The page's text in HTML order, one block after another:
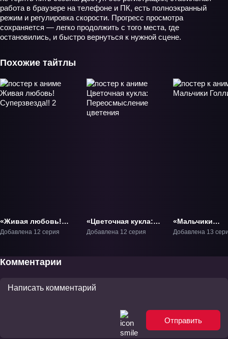
работа в браузере на телефоне и ПК, есть полноэкранный
режим и регулировка скорости. Прогресс просмотра
сохраняется — легко продолжить с того места, где
остановились, и быстро вернуться к нужной сцене.
Похожие тайтлы
«Живая любовь!
Суперзвезда!! 2»
Добавлена 12 серия
«Цветочная кукла:
Переосмысление
Добавлена 12 серия
«Мальчики
Голливуда»
Добавлена 13
Комментарии
Отправить